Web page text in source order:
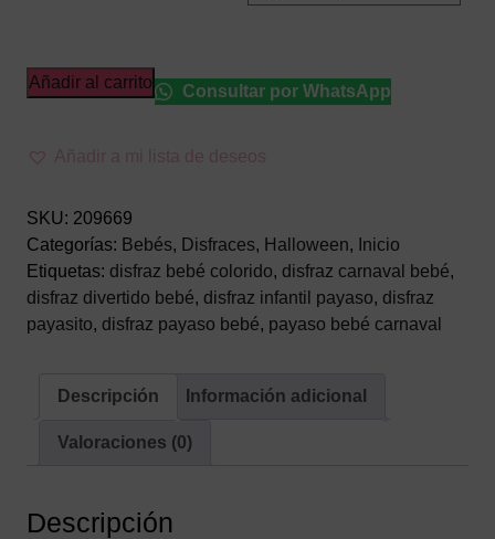
Disfraz
Travieso
–
Chaqueta
y
Pantalón
cantidad
Añadir al carrito Consultar por WhatsApp
Añadir a mi lista de deseos
SKU: 209669
Categorías: Bebés, Disfraces, Halloween, Inicio
Etiquetas: disfraz bebé colorido, disfraz carnaval bebé,
disfraz divertido bebé, disfraz infantil payaso, disfraz
payasito, disfraz payaso bebé, payaso bebé carnaval
Descripción Información adicional
Valoraciones (0)
Descripción